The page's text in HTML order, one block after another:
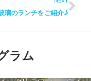
璃のランチをご紹介♪
ラム